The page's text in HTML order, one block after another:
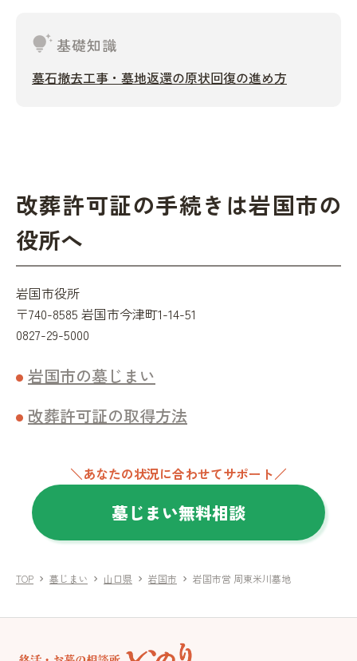
tips_and_updates基礎知識
墓石撤去工事・墓地返還の原状回復の進め方
改葬許可証の手続きは岩国市の
役所へ
岩国市役所
〒740-8585 岩国市今津町1-14-51
0827-29-5000
岩国市の墓じまい
改葬許可証の取得方法
＼あなたの状況に合わせてサポート／
墓じまい無料相談
TOP chevron_right 墓じまい chevron_right 山口県 chevron_right 岩国市 chevron_right 岩国市営 周東米川墓地